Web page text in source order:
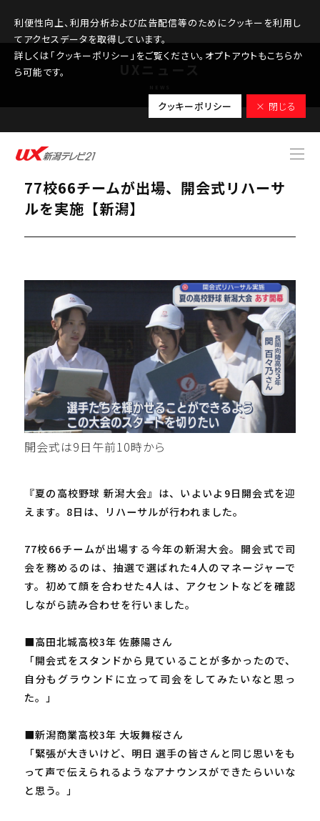
利便性向上、利用分析および広告配信等のためにクッキーを利用し
てアクセスデータを取得しています。
詳しくは「クッキーポリシー」をご覧ください。オプトアウトもこちらか
ら可能です。
クッキーポリシー × 閉じる
2026.07.08
【夏の高校野球｜新潟大会 】9日開幕！
77校66チームが出場、開会式リハーサ
ルを実施【新潟】
開会式は9日午前10時から
『夏の高校野球 新潟大会』は、いよいよ9日開会式を迎
えます。8日は、リハーサルが行われました。
77校66チームが出場する今年の新潟大会。開会式で司
会を務めるのは、抽選で選ばれた4人のマネージャーで
す。初めて顔を合わせた4人は、アクセントなどを確認
しながら読み合わせを行いました。
■高田北城高校3年 佐藤陽さん
「開会式をスタンドから見ていることが多かったので、
自分もグラウンドに立って司会をしてみたいなと思っ
た。」
■新潟商業高校3年 大坂舞桜さん
「緊張が大きいけど、明日 選手の皆さんと同じ思いをも
って声で伝えられるようなアナウンスができたらいいな
と思う。」